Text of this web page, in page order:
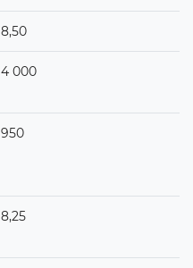
8,50
4 000
950
8,25